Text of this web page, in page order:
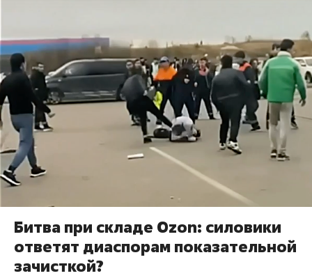
Битва при складе Ozon: силовики
ответят диаспорам показательной
зачисткой?